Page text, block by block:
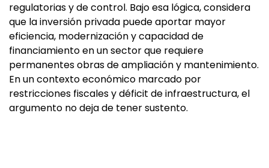
regulatorias y de control. Bajo esa lógica, considera
que la inversión privada puede aportar mayor
eficiencia, modernización y capacidad de
financiamiento en un sector que requiere
permanentes obras de ampliación y mantenimiento.
En un contexto económico marcado por
restricciones fiscales y déficit de infraestructura, el
argumento no deja de tener sustento.